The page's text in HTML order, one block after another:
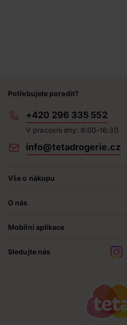
Potřebujete poradit?
+420 296 335 552
V pracovní dny: 8:00–16:30
info@tetadrogerie.cz
Vše o nákupu
Prodejny
Obchodní podmínky
O nás
Teta pomáhá
Mobilní aplikace
Sledujte nás